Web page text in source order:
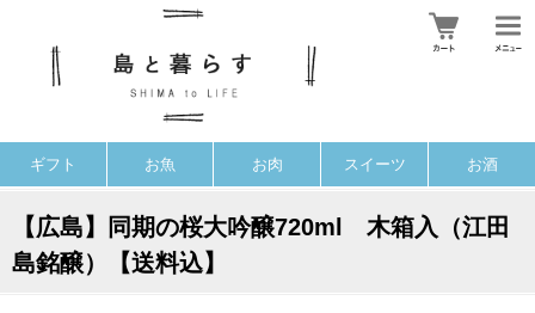
ギフト お魚 お肉 スイーツ お酒
【広島】同期の桜大吟醸720ml 木箱入（江田
島銘醸）【送料込】